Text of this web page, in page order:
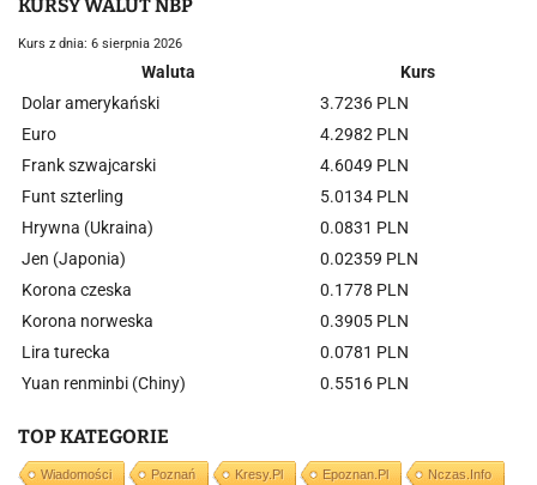
KURSY WALUT NBP
Kurs z dnia: 6 sierpnia 2026
Waluta
Kurs
Dolar amerykański
3.7236 PLN
Euro
4.2982 PLN
Frank szwajcarski
4.6049 PLN
Funt szterling
5.0134 PLN
Hrywna (Ukraina)
0.0831 PLN
Jen (Japonia)
0.02359 PLN
Korona czeska
0.1778 PLN
Korona norweska
0.3905 PLN
Lira turecka
0.0781 PLN
Yuan renminbi (Chiny)
0.5516 PLN
TOP KATEGORIE
Wiadomości Poznań Kresy.pl Epoznan.pl Nczas.info